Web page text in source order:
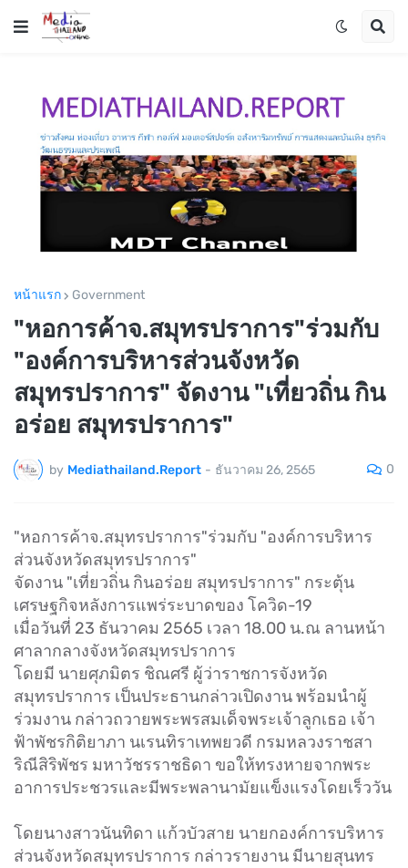
หน้าแรก Government
"หอการค้าจ.สมุทรปราการ"ร่วมกับ
"องค์การบริหารส่วนจังหวัด
สมุทรปราการ" จัดงาน "เที่ยวถิ่น กิน
อร่อย สมุทรปราการ"
by Mediathailand.Report - ธันวาคม 26, 2565 0
"หอการค้าจ.สมุทรปราการ"ร่วมกับ "องค์การบริหาร
ส่วนจังหวัดสมุทรปราการ"
จัดงาน "เที่ยวถิ่น กินอร่อย สมุทรปราการ" กระตุ้น
เศรษฐกิจหลังการแพร่ระบาดของ โควิด-19
เมื่อวันที่ 23 ธันวาคม 2565 เวลา 18.00 น.ณ ลานหน้า
ศาลากลางจังหวัดสมุทรปราการ
โดยมี นายศุภมิตร ชิณศรี ผู้ว่าราชการจังหวัด
สมุทรปราการ เป็นประธานกล่าวเปิดงาน พร้อมนำผู้
ร่วมงาน กล่าวถวายพระพรสมเด็จพระเจ้าลูกเธอ เจ้า
ฟ้าพัชรกิติยาภา นเรนทิราเทพยวดี กรมหลวงราชสา
ริณีสิริพัชร มหาวัชรราชธิดา ขอให้ทรงหายจากพระ
อาการประชวรและมีพระพลานามัยแข็งแรงโดยเร็ววัน
โดยนางสาวนันทิดา แก้วบัวสาย นายกองค์การบริหาร
ส่วนจังหวัดสมุทรปราการ กล่าวรายงาน มีนายสุนทร